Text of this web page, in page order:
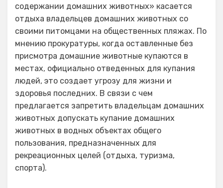
содержании домашних животных» касается
отдыха владельцев домашних животных со
своими питомцами на общественных пляжах. По
мнению прокуратуры, когда оставленные без
присмотра домашние животные купаются в
местах, официально отведенных для купания
людей, это создает угрозу для жизни и
здоровья последних. В связи с чем
предлагается запретить владельцам домашних
животных допускать купание домашних
животных в водных объектах общего
пользования, предназначенных для
рекреационных целей (отдыха, туризма,
спорта).